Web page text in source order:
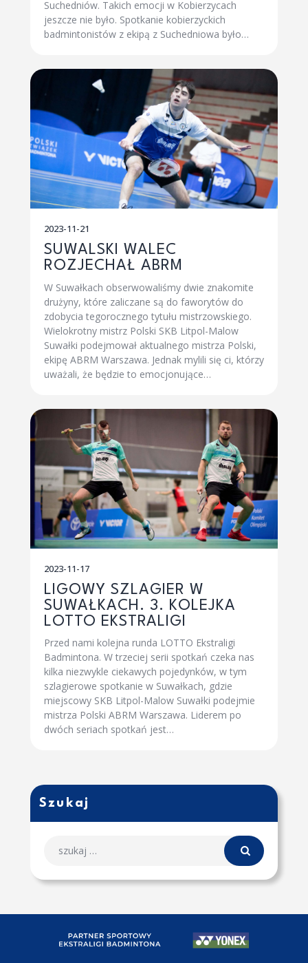
Suchedniów. Takich emocji w Kobierzycach
jeszcze nie było. Spotkanie kobierzyckich
badmintonistów z ekipą z Suchedniowa było…
2023-11-21
SUWALSKI WALEC
ROZJECHAŁ ABRM
W Suwałkach obserwowaliśmy dwie znakomite
drużyny, które zaliczane są do faworytów do
zdobycia tegorocznego tytułu mistrzowskiego.
Wielokrotny mistrz Polski SKB Litpol-Malow
Suwałki podejmował aktualnego mistrza Polski,
ekipę ABRM Warszawa. Jednak mylili się ci, którzy
uważali, że będzie to emocjonujące…
2023-11-17
LIGOWY SZLAGIER W
SUWAŁKACH. 3. KOLEJKA
LOTTO EKSTRALIGI
Przed nami kolejna runda LOTTO Ekstraligi
Badmintona. W trzeciej serii spotkań czeka nas
kilka niezwykle ciekawych pojedynków, w tym
szlagierowe spotkanie w Suwałkach, gdzie
miejscowy SKB Litpol-Malow Suwałki podejmie
mistrza Polski ABRM Warszawa. Liderem po
dwóch seriach spotkań jest…
Szukaj